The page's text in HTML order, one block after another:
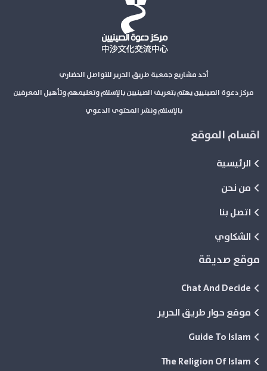
أحد مشاريع جمعية طريق الحرير للتواصل الحضاري
مركز دعوة الصينيين يهتم بتعريف الصينيين بالإسلام وتعليمهم وتأهيل المعرفين
بالإسلام ونشر المحتوى الدعوي
اقسام الموقع
الرئيسية
من نحن
اتصل بنا
الشكاوي
موقع صديقة
Chat And Decide
موقع حوار طريق الحرير
Guide To Islam
The Religion Of Islam